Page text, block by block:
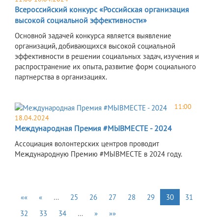
Всероссийский конкурс «Российская организация
высокой социальной эффективности»
Основной задачей конкурса является выявление
организаций, добивающихся высокой социальной
эффективности в решении социальных задач, изучения и
распространение их опыта, развитие форм социального
партнерства в организациях.
11:00
18.04.2024
Международная Премия #МЫВМЕСТЕ - 2024
Ассоциация волонтерских центров проводит
Международную Премию #МЫВМЕСТЕ в 2024 году.
«« « … 25 26 27 28 29 30
31
32
33 34 … » »»